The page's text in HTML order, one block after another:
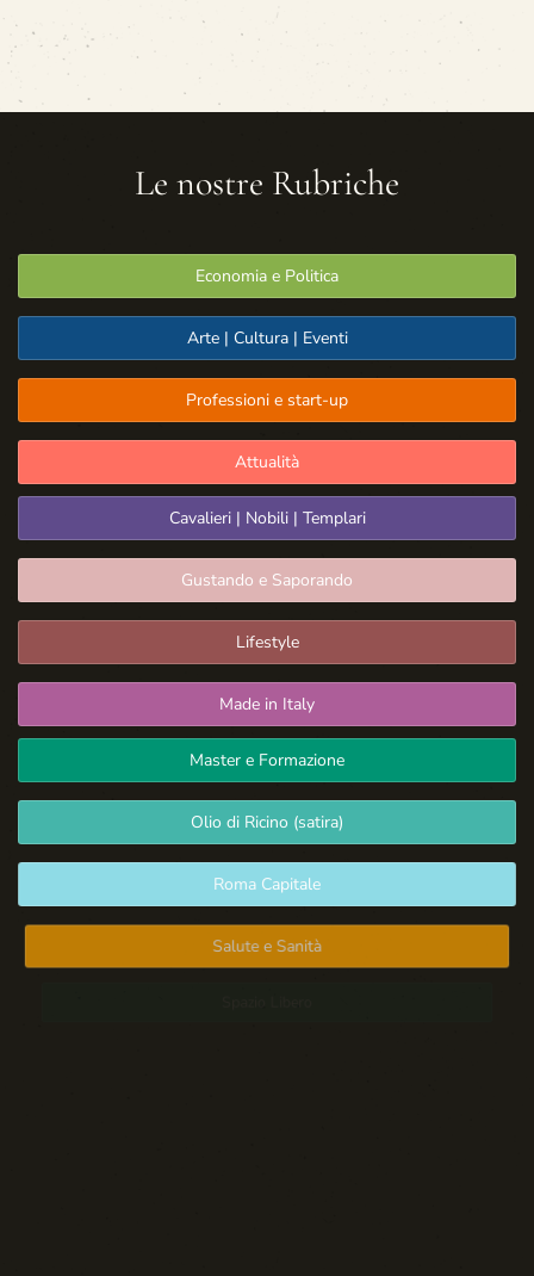
Le nostre Rubriche
Economia e Politica
Arte | Cultura | Eventi
Professioni e start-up
Attualità
Cavalieri | Nobili | Templari
Gustando e Saporando
Lifestyle
Made in Italy
Master e Formazione
Olio di Ricino (satira)
Roma Capitale
Salute e Sanità